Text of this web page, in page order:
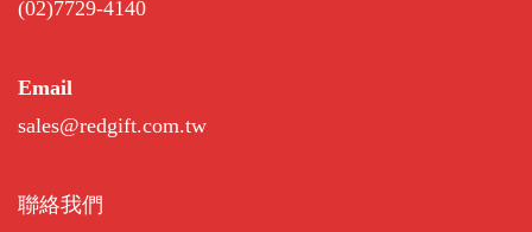
(02)7729-4140
Email
sales@redgift.com.tw
聯絡我們